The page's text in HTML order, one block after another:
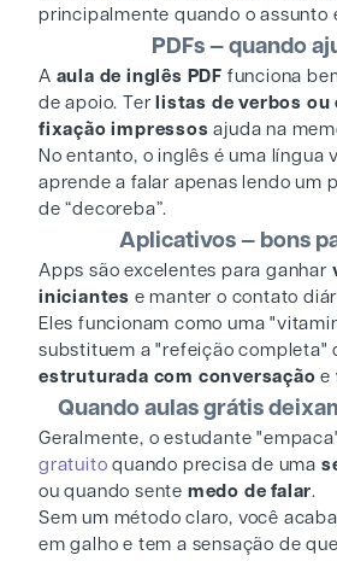
principalmente quando o assunto
PDFs — quando
A aula de inglês PDF funciona
de apoio. Ter listas de verbos ou
fixação impressos ajuda na
No entanto, o inglês é uma língua
aprende a falar apenas lendo um
de “decoreba”.
Aplicativos — bons
Apps são excelentes para ganhar
iniciantes e manter o contato
Eles funcionam como uma
substituem a "refeição completa"
estruturada com conversação e
Quando aulas grátis
Geralmente, o estudante
gratuito quando precisa de uma
ou quando sente medo de falar.
Sem um método claro, você
em galho e tem a sensação de